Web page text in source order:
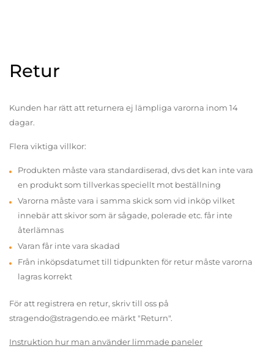
Retur
Kunden har rätt att returnera ej lämpliga varorna inom 14
dagar.
Flera viktiga villkor:
Produkten måste vara standardiserad, dvs det kan inte vara
en produkt som tillverkas speciellt mot beställning
Varorna måste vara i samma skick som vid inköp vilket
innebär att skivor som är sågade, polerade etc. får inte
återlämnas
Varan får inte vara skadad
Från inköpsdatumet till tidpunkten för retur måste varorna
lagras korrekt
För att registrera en retur, skriv till oss på
stragendo@stragendo.ee märkt "Return".
Instruktion hur man använder limmade paneler